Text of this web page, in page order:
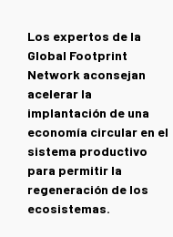
Los expertos de la
Global Footprint
Network aconsejan
acelerar la
implantación de una
economía circular en el
sistema productivo
para permitir la
regeneración de los
ecosistemas.